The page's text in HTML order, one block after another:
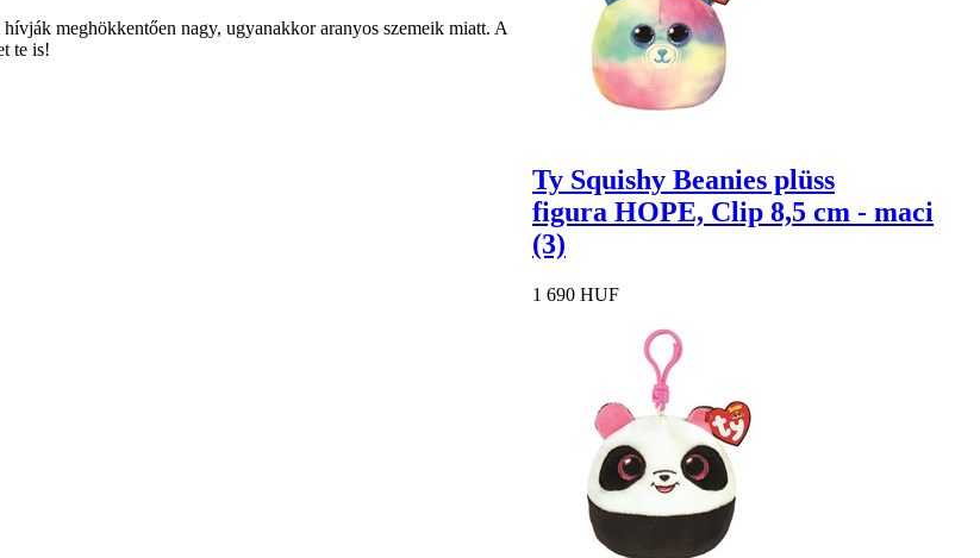
meghökkentően nagy, ugyanakkor aranyos szemeik miatt. A
te is!
Ty Squishy Beanies plüss
figura HOPE, Clip 8,5 cm - maci
(3)
1 690 HUF